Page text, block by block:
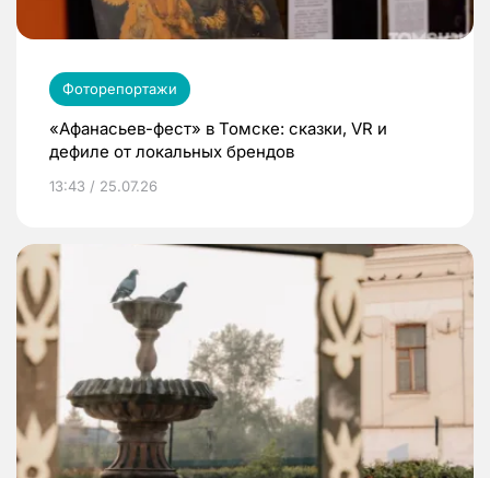
Фоторепортажи
«Афанасьев-фест» в Томске: сказки, VR и
дефиле от локальных брендов
13:43 / 25.07.26